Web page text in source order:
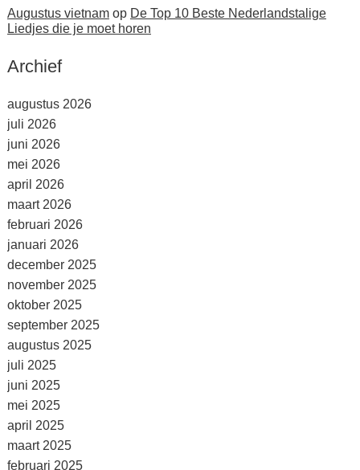
Augustus vietnamop De Top 10 Beste Nederlandstalige
Liedjes die je moet horen
Archief
augustus 2026
juli 2026
juni 2026
mei 2026
april 2026
maart 2026
februari 2026
januari 2026
december 2025
november 2025
oktober 2025
september 2025
augustus 2025
juli 2025
juni 2025
mei 2025
april 2025
maart 2025
februari 2025